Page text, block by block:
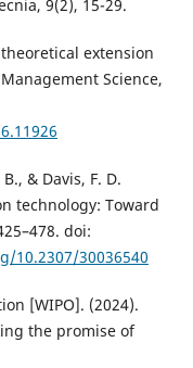
9(2), 15-29.
theoretical extension
Science,
& Davis, F. D.
technology: Toward
doi:
10.2307/30036540
[WIPO]. (2024).
the promise of